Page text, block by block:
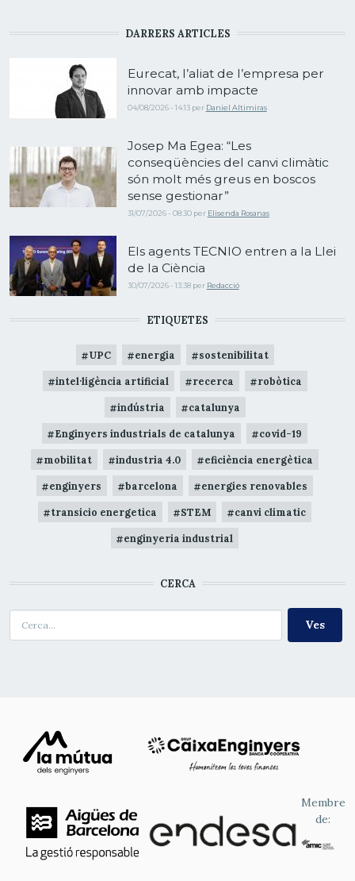
DARRERS ARTICLES
Eurecat, l’aliat de l’empresa per
innovar amb impacte
04/08/2026 - 14:13 per Daniel Altimiras
Josep Ma Egea: “Les
conseqüències del canvi climàtic
són molt més greus en boscos
sense gestionar”
31/07/2026 - 08:30 per Elisenda Rosanas
Els agents TECNIO entren a la Llei
de la Ciència
30/07/2026 - 13:38 per Redacció
ETIQUETES
UPC energia sostenibilitat
intel·ligència artificial recerca robòtica
indústria catalunya
Enginyers industrials de catalunya covid-19
mobilitat industria 4.0 eficiència energètica
enginyers barcelona energies renovables
transicio energetica STEM canvi climatic
enginyeria industrial
CERCA
Membre
de: